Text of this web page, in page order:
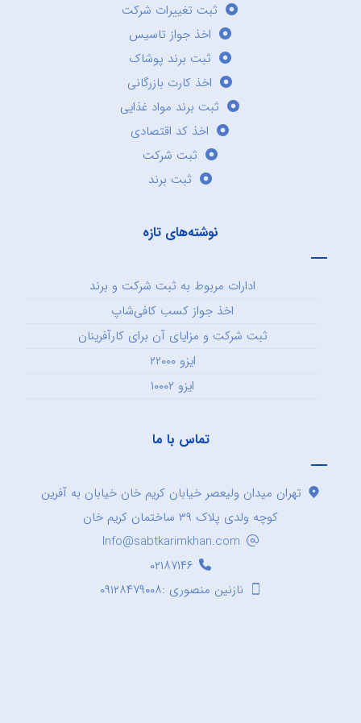
ثبت تغییرات شرکت
اخذ جواز تاسیس
ثبت برند پوشاک
اخذ کارت بازرگانی
ثبت برند مواد غذایی
اخذ کد اقتصادی
ثبت شرکت
ثبت برند
نوشته‌های تازه
ادارات مربوط به ثبت شرکت و برند
اخذ جواز کسب کافی‌شاپ
ثبت شرکت و مزایای آن برای کارآفرینان
ایزو ۲۲۰۰۰
ایزو ۱۰۰۰۲
تماس با ما
تهران میدان ولیعصر خیابان کریم خان خیابان به آفرین
کوچه ولدی پلاک ۳۹ ساختمان کریم خان
Info@sabtkarimkhan.com
۰۲۱۸۷۱۴۶
نازنین منصوری :۰۹۱۲۸۴۷۹۰۰۸